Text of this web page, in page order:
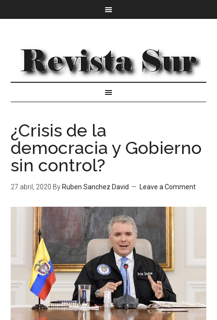
¿Crisis de la
democracia y Gobierno
sin control?
27 abril, 2020 By Ruben Sanchez David Leave a Comment